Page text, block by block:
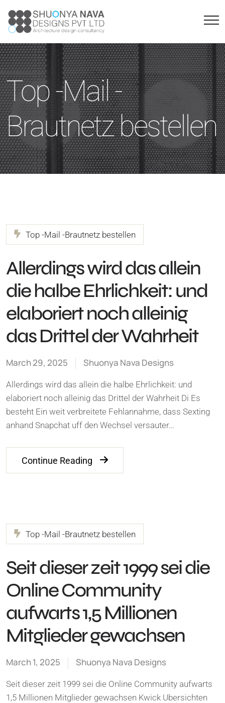
Top -Mail -
Brautnetz bestellen
Top -Mail -Brautnetz bestellen
Allerdings wird das allein
die halbe Ehrlichkeit: und
elaboriert noch alleinig
das Drittel der Wahrheit
March 29, 2025 Shuonya Nava Designs
Allerdings wird das allein die halbe Ehrlichkeit: und
elaboriert noch alleinig das Drittel der Wahrheit Di Es
besteht Ein weit verbreitete Fehlannahme, dass Sexting
anhand Snapchat uff den Wechsel versauter…
Continue Reading
Top -Mail -Brautnetz bestellen
Seit dieser zeit 1999 sei die
Online Community
aufwarts 1,5 Millionen
Mitglieder gewachsen
March 1, 2025 Shuonya Nava Designs
Seit dieser zeit 1999 sei die Online Community aufwarts
1,5 Millionen Mitglieder gewachsen Kwick Ubersichten